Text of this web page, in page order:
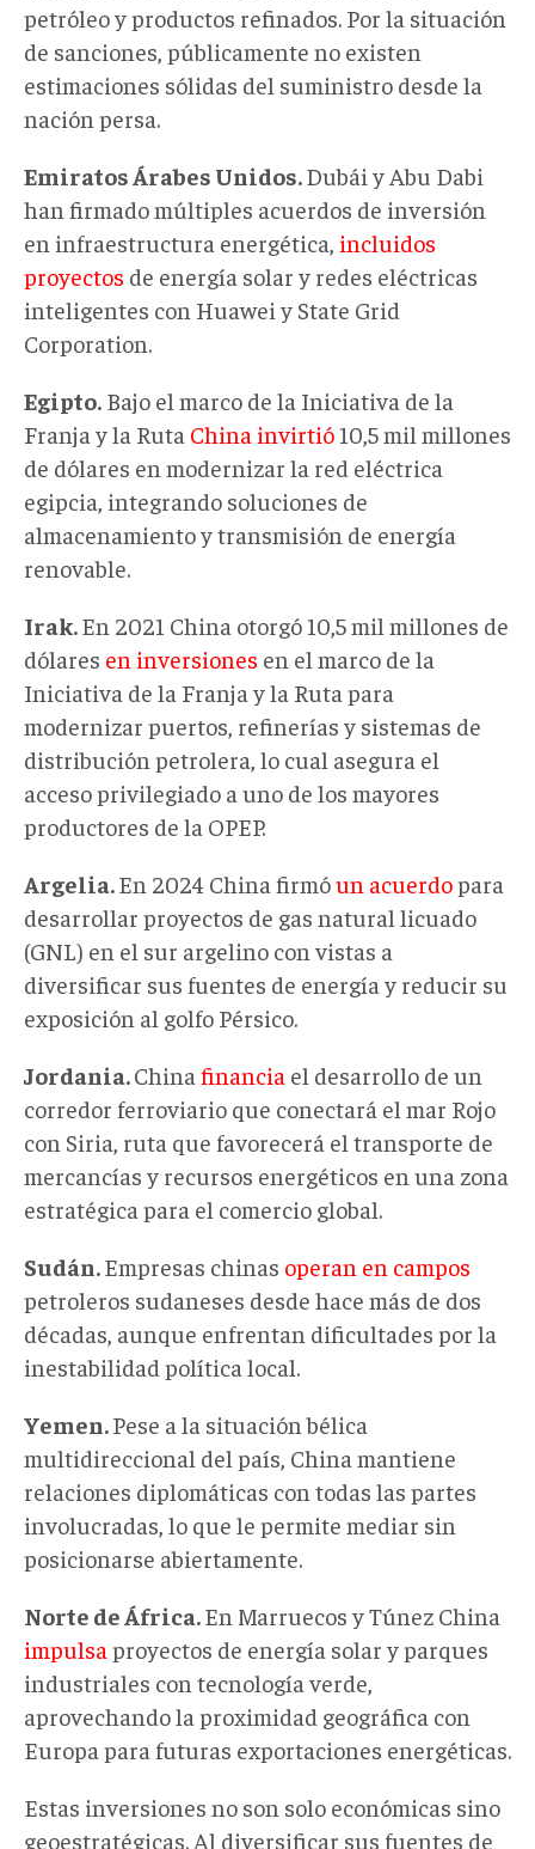
petróleo y productos refinados. Por la situación
de sanciones, públicamente no existen
estimaciones sólidas del suministro desde la
nación persa.
Emiratos Árabes Unidos.Dubái y Abu Dabi
han firmado múltiples acuerdos de inversión
en infraestructura energética, incluidos
proyectos de energía solar y redes eléctricas
inteligentes con Huawei y State Grid
Corporation.
Egipto. Bajo el marco de la Iniciativa de la
Franja y la Ruta China invirtió 10,5 mil millones
de dólares en modernizar la red eléctrica
egipcia, integrando soluciones de
almacenamiento y transmisión de energía
renovable.
Irak.En 2021 China otorgó 10,5 mil millones de
dólares en inversiones en el marco de la
Iniciativa de la Franja y la Ruta para
modernizar puertos, refinerías y sistemas de
distribución petrolera, lo cual asegura el
acceso privilegiado a uno de los mayores
productores de la OPEP.
Argelia.En 2024 China firmóun acuerdopara
desarrollar proyectos de gas natural licuado
(GNL) en el sur argelino con vistas a
diversificar sus fuentes de energía y reducir su
exposición al golfo Pérsico.
Jordania.China financia el desarrollo de un
corredor ferroviario que conectará el mar Rojo
con Siria, ruta que favorecerá el transporte de
mercancías y recursos energéticos en una zona
estratégica para el comercio global.
Sudán.Empresas chinas operan en campos
petroleros sudaneses desde hace más de dos
décadas, aunque enfrentan dificultades por la
inestabilidad política local.
Yemen.Pese a la situación bélica
multidireccional del país, China mantiene
relaciones diplomáticas con todas las partes
involucradas, lo que le permite mediar sin
posicionarse abiertamente.
Norte de África.En Marruecos y Túnez China
impulsa proyectos de energía solar y parques
industriales con tecnología verde,
aprovechando la proximidad geográfica con
Europa para futuras exportaciones energéticas.
Estas inversiones no son solo económicas sino
geoestratégicas. Al diversificar sus fuentes de